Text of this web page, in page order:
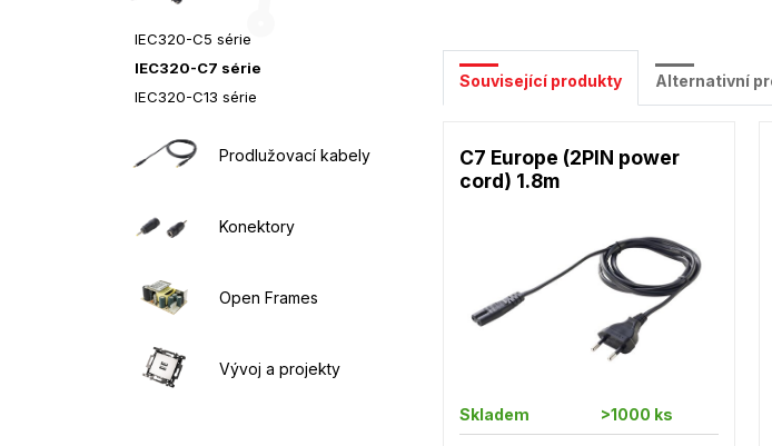
IEC320-C5 série
IEC320-C7 série
IEC320-C13 série
Prodlužovací kabely
Konektory
Open Frames
Vývoj a projekty
Související produkty Alternativní
C7 Europe (2PIN power
cord) 1.8m
Skladem >1000 ks